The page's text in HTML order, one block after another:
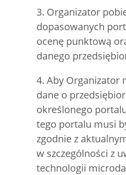
3. Organizator
dopasowanych
ocenę punktową
danego
4. Aby Organizator
dane o
określonego
tego portalu musi
zgodnie z
w szczególności z
technologii